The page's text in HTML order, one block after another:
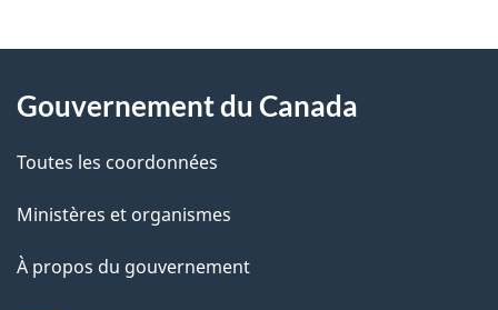
D
t
a
l
s
propos
ce
site
Gouvernement du Canada
Toutes les coordonnées
Ministères et organismes
À propos du gouvernement